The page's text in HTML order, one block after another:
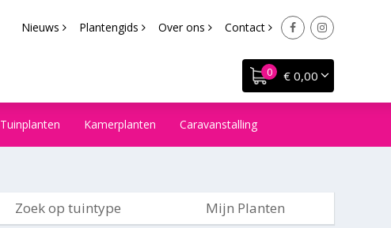
Nieuws Plantengids Over ons Contact
€ 0,00
Tuinplanten Kamerplanten Caravanstalling
Zoek op tuintype Mijn Planten